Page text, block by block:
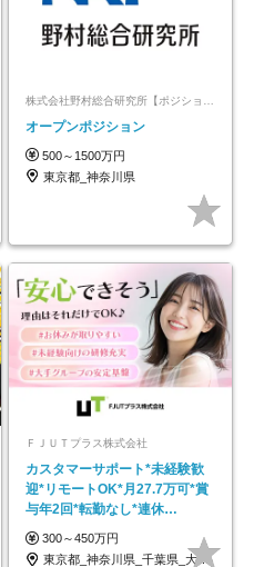
オープンポジション
500～1500万円
東京都_神奈川県
ＦＪＵＴプラス株式会社
カスタマーサポート*未経験歓
迎*リモートOK*月27.7万可*賞
与年2回*転勤なし*連休
OK/ZE010232
300～450万円
東京都_神奈川県_千葉県_大阪府_愛知県…